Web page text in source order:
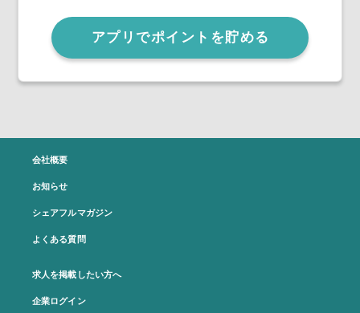
アプリでポイントを貯める
会社概要
お知らせ
シェアフルマガジン
よくある質問
求人を掲載したい方へ
企業ログイン